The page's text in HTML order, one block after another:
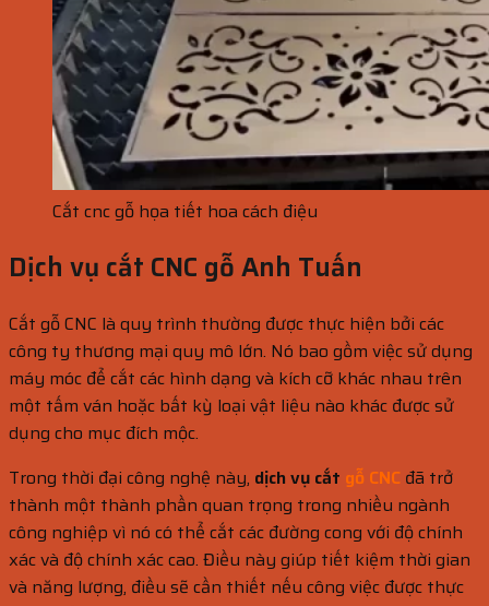
Cắt cnc gỗ họa tiết hoa cách điệu
Dịch vụ cắt CNC gỗ Anh Tuấn
Cắt gỗ CNC là quy trình thường được thực hiện bởi các
công ty thương mại quy mô lớn. Nó bao gồm việc sử dụng
máy móc để cắt các hình dạng và kích cỡ khác nhau trên
một tấm ván hoặc bất kỳ loại vật liệu nào khác được sử
dụng cho mục đích mộc.
Trong thời đại công nghệ này, dịch vụ cắt gỗ CNC đã trở
thành một thành phần quan trọng trong nhiều ngành
công nghiệp vì nó có thể cắt các đường cong với độ chính
xác và độ chính xác cao. Điều này giúp tiết kiệm thời gian
và năng lượng, điều sẽ cần thiết nếu công việc được thực